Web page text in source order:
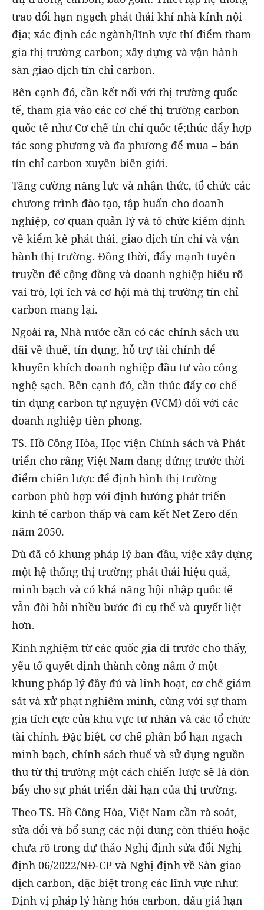
trao đổi hạn ngạch phát thải khí nhà kính nội
địa; xác định các ngành/lĩnh vực thí điểm tham
gia thị trường carbon; xây dựng và vận hành
sàn giao dịch tín chỉ carbon.
Bên cạnh đó, cần kết nối với thị trường quốc
tế, tham gia vào các cơ chế thị trường carbon
quốc tế như Cơ chế tín chỉ quốc tế;thúc đẩy hợp
tác song phương và đa phương để mua – bán
tín chỉ carbon xuyên biên giới.
Tăng cường năng lực và nhận thức, tổ chức các
chương trình đào tạo, tập huấn cho doanh
nghiệp, cơ quan quản lý và tổ chức kiểm định
về kiểm kê phát thải, giao dịch tín chỉ và vận
hành thị trường. Đồng thời, đẩy mạnh tuyên
truyền để cộng đồng và doanh nghiệp hiểu rõ
vai trò, lợi ích và cơ hội mà thị trường tín chỉ
carbon mang lại.
Ngoài ra, Nhà nước cần có các chính sách ưu
đãi về thuế, tín dụng, hỗ trợ tài chính để
khuyến khích doanh nghiệp đầu tư vào công
nghệ sạch. Bên cạnh đó, cần thúc đẩy cơ chế
tín dụng carbon tự nguyện (VCM) đối với các
doanh nghiệp tiên phong.
TS. Hồ Công Hòa, Học viện Chính sách và Phát
triển cho rằng Việt Nam đang đứng trước thời
điểm chiến lược để định hình thị trường
carbon phù hợp với định hướng phát triển
kinh tế carbon thấp và cam kết Net Zero đến
năm 2050.
Dù đã có khung pháp lý ban đầu, việc xây dựng
một hệ thống thị trường phát thải hiệu quả,
minh bạch và có khả năng hội nhập quốc tế
vẫn đòi hỏi nhiều bước đi cụ thể và quyết liệt
hơn.
Kinh nghiệm từ các quốc gia đi trước cho thấy,
yếu tố quyết định thành công nằm ở một
khung pháp lý đầy đủ và linh hoạt, cơ chế giám
sát và xử phạt nghiêm minh, cùng với sự tham
gia tích cực của khu vực tư nhân và các tổ chức
tài chính. Đặc biệt, cơ chế phân bổ hạn ngạch
minh bạch, chính sách thuế và sử dụng nguồn
thu từ thị trường một cách chiến lược sẽ là đòn
bẩy cho sự phát triển dài hạn của thị trường.
Theo TS. Hồ Công Hòa, Việt Nam cần rà soát,
sửa đổi và bổ sung các nội dung còn thiếu hoặc
chưa rõ trong dự thảo Nghị định sửa đổi Nghị
định 06/2022/NĐ-CP và Nghị định về Sàn giao
dịch carbon, đặc biệt trong các lĩnh vực như:
Định vị pháp lý hàng hóa carbon, đấu giá hạn